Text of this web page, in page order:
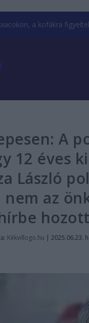
a kofákra
A
12 éves
László
az
Kékvillogo.hu |2025.06.23.